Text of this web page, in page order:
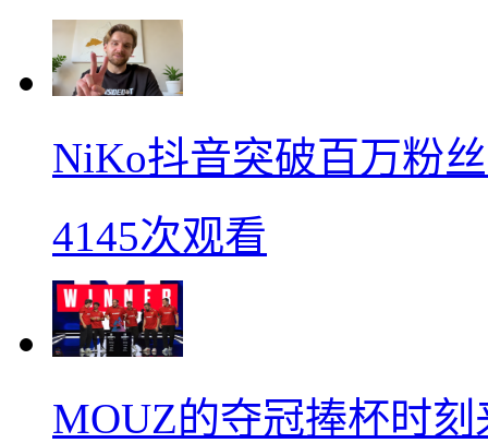
NiKo抖音突破百万粉
4145次观看
MOUZ的夺冠捧杯时刻